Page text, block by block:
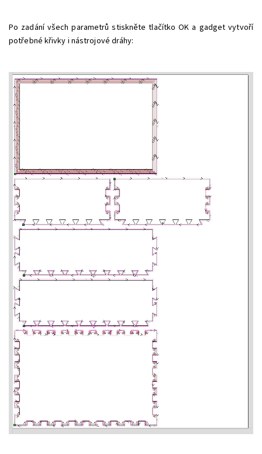
Po zadání všech parametrů stiskněte tlačítko OK a gadget vytvoří
potřebné křivky i nástrojové dráhy:
Powered by chaterimo